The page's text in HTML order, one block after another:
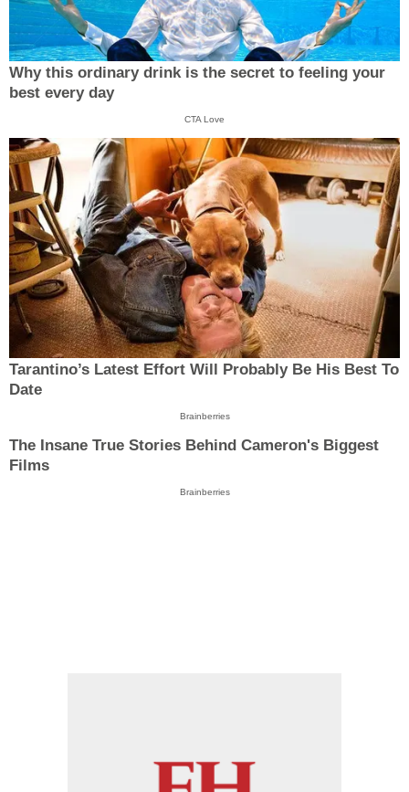
Why this ordinary drink is the secret to feeling your
best every day
CTA Love
Tarantino’s Latest Effort Will Probably Be His Best To
Date
Brainberries
The Insane True Stories Behind Cameron's Biggest
Films
Brainberries